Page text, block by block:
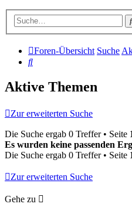
Foren-Übersicht Suche
Suche
Aktive Themen
Zur erweiterten Suche
Die Suche ergab 0 Treffer • Seite
Es wurden keine passenden
Die Suche ergab 0 Treffer • Seite
Zur erweiterten Suche
Gehe zu